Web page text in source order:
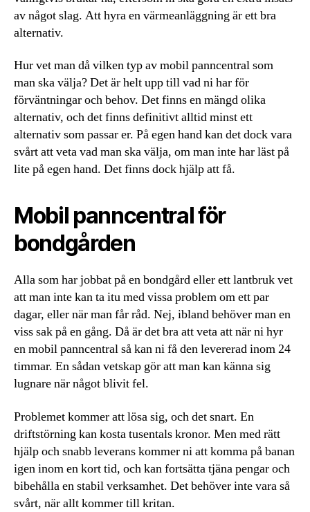
av något slag. Att hyra en värmeanläggning är ett bra
alternativ.
Hur vet man då vilken typ av mobil panncentral som
man ska välja? Det är helt upp till vad ni har för
förväntningar och behov. Det finns en mängd olika
alternativ, och det finns definitivt alltid minst ett
alternativ som passar er. På egen hand kan det dock vara
svårt att veta vad man ska välja, om man inte har läst på
lite på egen hand. Det finns dock hjälp att få.
Mobil panncentral för
bondgården
Alla som har jobbat på en bondgård eller ett lantbruk vet
att man inte kan ta itu med vissa problem om ett par
dagar, eller när man får råd. Nej, ibland behöver man en
viss sak på en gång. Då är det bra att veta att när ni hyr
en mobil panncentral så kan ni få den levererad inom 24
timmar. En sådan vetskap gör att man kan känna sig
lugnare när något blivit fel.
Problemet kommer att lösa sig, och det snart. En
driftstörning kan kosta tusentals kronor. Men med rätt
hjälp och snabb leverans kommer ni att komma på banan
igen inom en kort tid, och kan fortsätta tjäna pengar och
bibehålla en stabil verksamhet. Det behöver inte vara så
svårt, när allt kommer till kritan.